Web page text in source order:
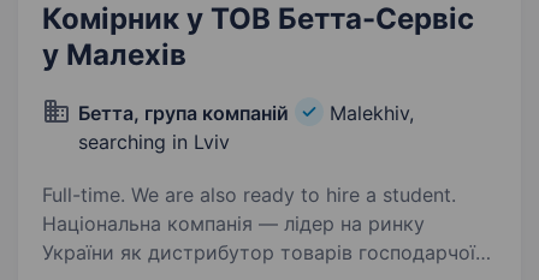
Комірник у ТОВ Бетта-Сервіс
у Малехів
Бетта, група компаній
Malekhiv,
searching in Lviv
Full-time. We are also ready to hire a student.
Національна компанія — лідер на ринку
України як дистрибутор товарів господарчої